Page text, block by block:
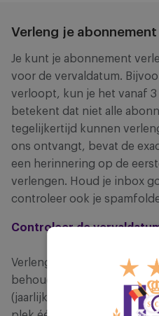
Verleng je abonnement
Je kunt je abonnement
voor de vervaldatum.
verloopt, kun je het vanaf
betekent dat niet alle
tegelijkertijd kunnen
ons ontvangt, bevat de
een herinnering op de
verlengen. Houd je inbox
controleer ook je
Controleer de
Verlengen is slechts een
behoudt je plek en de
(jaarlijks of maandelijks).